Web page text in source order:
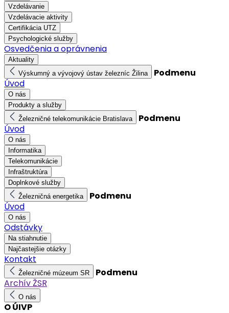
Vzdelávanie
Vzdelávacie aktivity
Certifikácia UTZ
Psychologické služby
Osvedčenia a oprávnenia
Aktuality
Výskumný a vývojový ústav železníc Žilina
Podmenu
Úvod
O nás
Produkty a služby
Železničné telekomunikácie Bratislava
Podmenu
Úvod
O nás
Informatika
Telekomunikácie
Infraštruktúra
Doplnkové služby
Železničná energetika
Podmenu
Úvod
O nás
Odstávky
Na stiahnutie
Najčastejšie otázky
Kontakt
Železničné múzeum SR
Podmenu
Archív ŽSR
O nás
O ÚIVP